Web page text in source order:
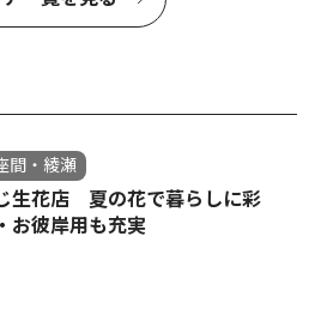
間・綾瀬
生花店 夏の花で暮らしに彩
彼岸用も充実